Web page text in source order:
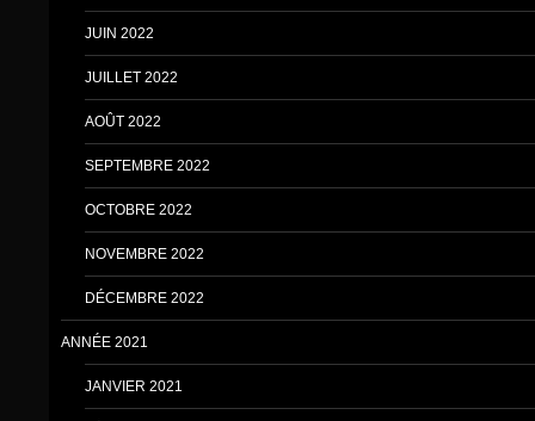
JUIN 2022
JUILLET 2022
AOÛT 2022
SEPTEMBRE 2022
OCTOBRE 2022
NOVEMBRE 2022
DÉCEMBRE 2022
ANNÉE 2021
JANVIER 2021